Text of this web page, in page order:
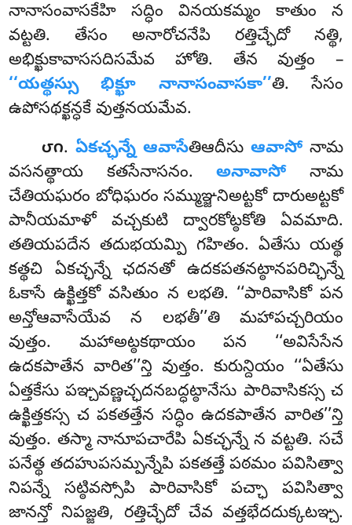
నానాసంవాసకేహి సద్ధిం వినయకమ్మం కాతుం న
వట్టతి. తేసం అనారోచనేపి రత్తిచ్ఛేదో నత్థి,
అభిక్ఖుకావాససదిసమేవ హోతి. తేన వుత్తం –
‘‘యత్థస్సు భిక్ఖూ నానాసంవాసకా’’తి. సేసం
ఉపోసథక్ఖన్ధకే వుత్తనయమేవ.
౮౧. ఏకచ్ఛన్నే ఆవాసేతిఆదీసు ఆవాసోనామ
వసనత్థాయ కతసేనాసనం.అనావాసోనామ
చేతియఘరం బోధిఘరం సమ్ముఞ్జనిఅట్టకో దారుఅట్టకో
పానీయమాళో వచ్చకుటి ద్వారకోట్ఠకోతి ఏవమాది.
తతియపదేన తదుభయమ్పి గహితం. ఏతేసు యత్థ
కత్థచి ఏకచ్ఛన్నే ఛదనతో ఉదకపతనట్ఠానపరిచ్ఛిన్నే
ఓకాసే ఉక్ఖిత్తకో వసితుం న లభతి. ‘‘పారివాసికో పన
అన్తోఆవాసేయేవ న లభతీ’’తి మహాపచ్చరియం
వుత్తం. మహాఅట్ఠకథాయం పన ‘‘అవిసేసేన
ఉదకపాతేన వారిత’’న్తి వుత్తం. కురున్దియం ‘‘ఏతేసు
ఏత్తకేసు పఞ్చవణ్ణచ్ఛదనబద్ధట్ఠానేసు పారివాసికస్స చ
ఉక్ఖిత్తకస్స చ పకతత్తేన సద్ధిం ఉదకపాతేన వారిత’’న్తి
వుత్తం. తస్మా నానూపచారేపి ఏకచ్ఛన్నే న వట్టతి. సచే
పనేత్థ తదహుపసమ్పన్నేపి పకతత్తే పఠమం పవిసిత్వా
నిపన్నే సట్ఠివస్సోపి పారివాసికో పచ్ఛా పవిసిత్వా
జానన్తో నిపజ్జతి, రత్తిచ్ఛేదో చేవ వత్తభేదదుక్కటఞ్చ.